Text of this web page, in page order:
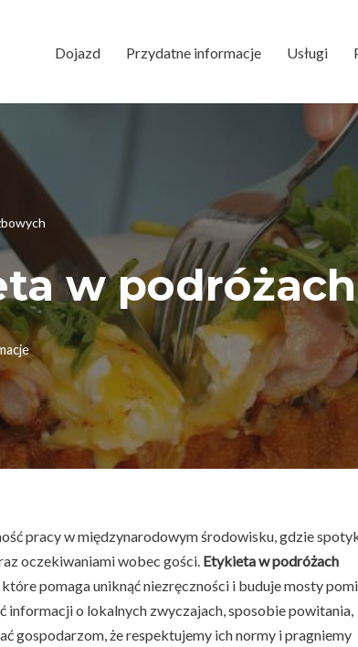
Dojazd Przydatne informacje Usługi
w podróżach
pracy w międzynarodowym środowisku, gdzie
oczekiwaniami wobec gości. Etykieta w podróżach
pomaga uniknąć niezręczności i buduje mosty
informacji o lokalnych zwyczajach, sposobie powitania,
gospodarzom, że respektujemy ich normy i pragniemy